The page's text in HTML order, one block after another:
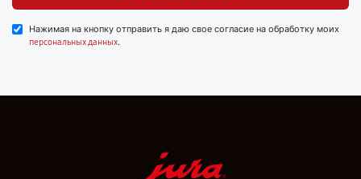
Нажимая на кнопку отправить я даю свое согласие на обработку моих
персональных данных.